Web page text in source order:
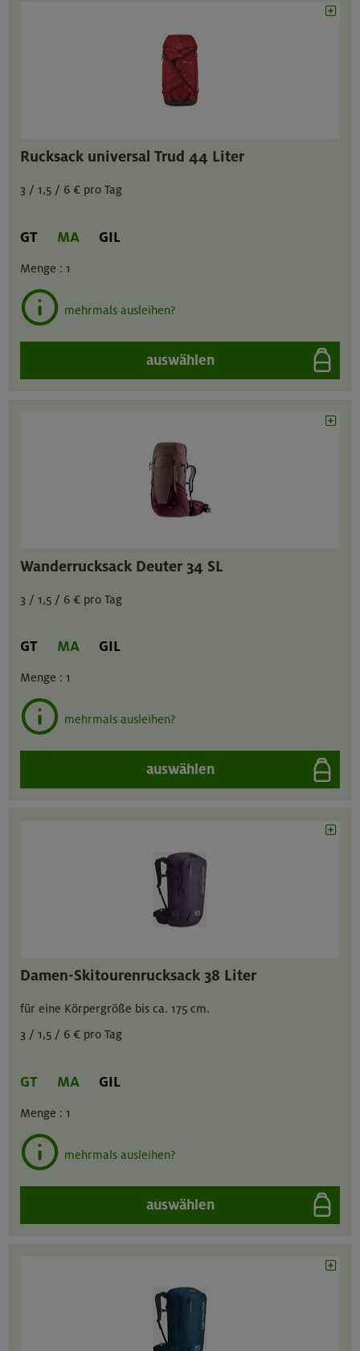
Rucksack universal Trud 44 Liter
3 / 1,5 / 6 € pro Tag
GT MA GIL
Menge : 1
mehrmals ausleihen?
auswählen
Wanderrucksack Deuter 34 SL
3 / 1,5 / 6 € pro Tag
GT MA GIL
Menge : 1
mehrmals ausleihen?
auswählen
Damen-Skitourenrucksack 38 Liter
für eine Körpergröße bis ca. 175 cm.
3 / 1,5 / 6 € pro Tag
GT MA GIL
Menge : 1
mehrmals ausleihen?
auswählen